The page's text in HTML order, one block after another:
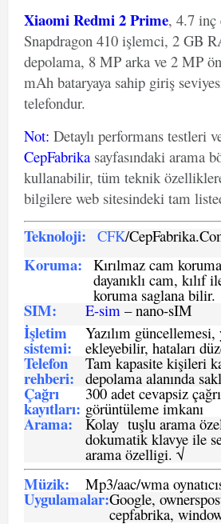
Xiaomi Redmi 2 Prime, 4.7 inç
Snapdragon 410 işlemci, 2 GB
depolama, 8 MP arka ve 2 MP
mAh bataryaya sahip giriş
telefondur.
Not: Detaylı performans testleri
CepFabrika sayfasındaki arama
kullanabilir, tüm teknik
bilgilere web sitesindeki tam
Teknoloji: CFK/
Koruma: Kırılmaz cam
dayanıklı cam, kılıf
koruma saglana bilir.
SIM: E-sim – nano-sIM
İşletim
sistemi:
Yazılım
ekleyebilir, hataları
Telefon
rehberi:
Tam kapasite kişileri
depolama alanında
Çağrı
kayıtları:
300 adet cevapsiz
görüntüleme imkanı
Arama: Kolay tuşlu arama
dokumatik klavye ile
arama özelligi. √
Müzik: Mp3/aac/wma
Uygulamalar:Google,
cepfabrika,